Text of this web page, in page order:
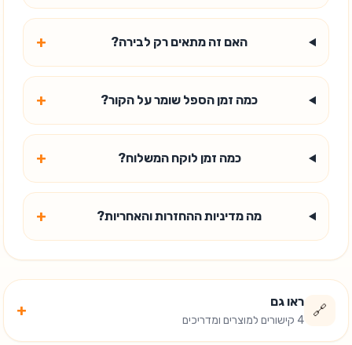
האם זה מתאים רק לבירה? +
כמה זמן הספל שומר על הקור? +
כמה זמן לוקח המשלוח? +
מה מדיניות ההחזרות והאחריות? +
🔗
ראו גם
4 קישורים למוצרים ומדריכים
+